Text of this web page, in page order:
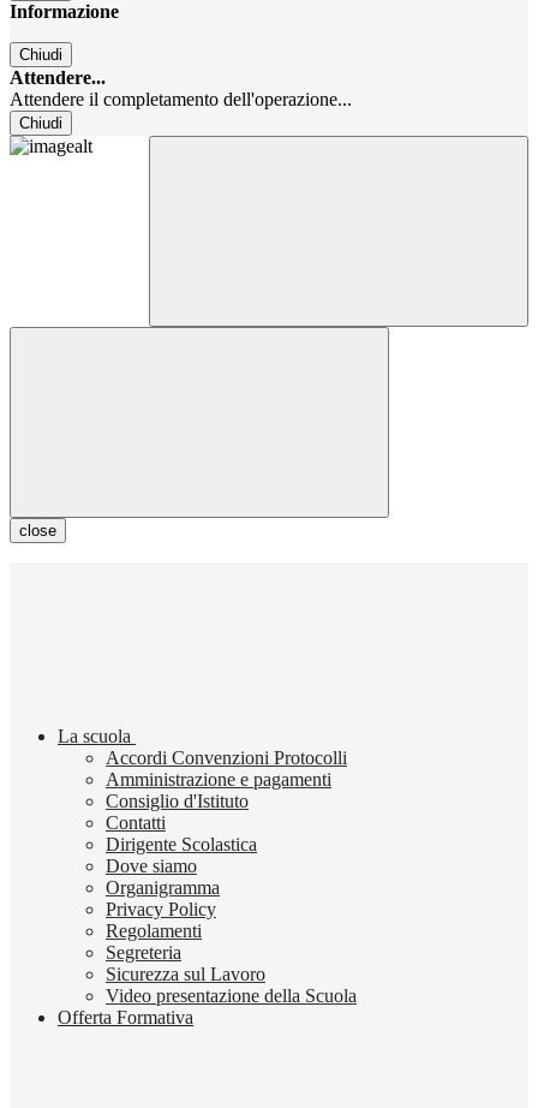
Informazione
Chiudi
Attendere...
Attendere il completamento dell'operazione...
Chiudi
close
La scuola
Accordi Convenzioni Protocolli
Amministrazione e pagamenti
Consiglio d'Istituto
Contatti
Dirigente Scolastica
Dove siamo
Organigramma
Privacy Policy
Regolamenti
Segreteria
Sicurezza sul Lavoro
Video presentazione della Scuola
Offerta Formativa